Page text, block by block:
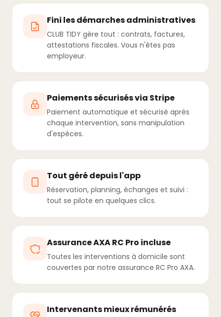
Fini les démarches administratives
CLUB TIDY gère tout : contrats, factures,
attestations fiscales. Vous n'êtes pas
employeur.
Paiements sécurisés via Stripe
Paiement automatique et sécurisé après
chaque intervention, sans manipulation
d'espèces.
Tout géré depuis l'app
Réservation, planning, échanges et suivi :
tout se pilote en quelques clics.
Assurance AXA RC Pro incluse
Toutes les interventions à domicile sont
couvertes par notre assurance RC Pro AXA.
Intervenants mieux rémunérés